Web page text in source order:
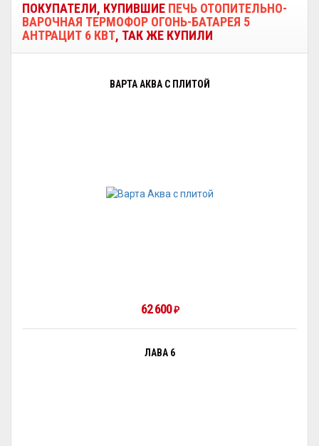
ПОКУПАТЕЛИ, КУПИВШИЕ ПЕЧЬ ОТОПИТЕЛЬНО-
ВАРОЧНАЯ ТЕРМОФОР ОГОНЬ-БАТАРЕЯ 5
АНТРАЦИТ 6 КВТ, ТАК ЖЕ КУПИЛИ
ВАРТА АКВА С ПЛИТОЙ
62 600₽
ЛАВА 6